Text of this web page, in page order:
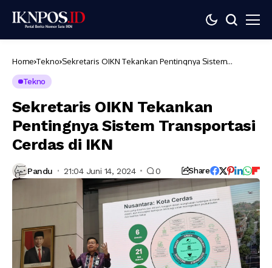
Home Tekno Sekretaris OIKN Tekankan Pentingnya Sistem
Tekno
Sekretaris OIKN Tekankan
Pentingnya Sistem Transportasi
Cerdas di IKN
Pandu 21:04 Juni 14, 2024 0 Share